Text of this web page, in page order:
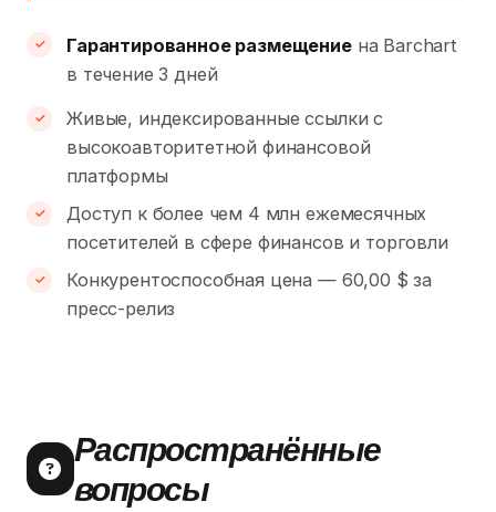
Гарантированное размещениена Barchart
в течение 3 дней
Живые, индексированные ссылки с
высокоавторитетной финансовой
платформы
Доступ к более чем 4 млн ежемесячных
посетителей в сфере финансов и торговли
Конкурентоспособная цена — 60,00 $ за
пресс-релиз
Распространённые
вопросы